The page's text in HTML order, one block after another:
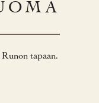
tapaan.